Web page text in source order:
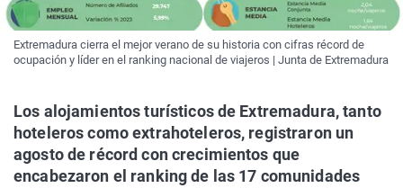
Extremadura cierra el mejor verano de su historia con cifras récord de
ocupación y líder en el ranking nacional de viajeros | Junta de Extremadura
Los alojamientos turísticos de Extremadura, tanto
hoteleros como extrahoteleros, registraron un
agosto de récord con crecimientos que
encabezaron el ranking de las 17 comunidades